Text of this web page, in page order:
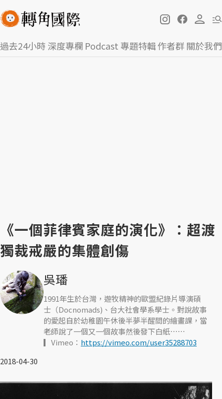
過去24小時深度專欄 Podcast 專題特輯作者群關於我們
《一個菲律賓家庭的演化》：超渡
獨裁戒嚴的集體創傷
吳璠
1991年生於台灣，遊牧精神的歐盟紀錄片導演碩
士（Docnomads)、台大社會學系學士。對說故事
的愛起自於幼稚園午休後半夢半醒間的繪畫課，當
老師說了一個又一個故事然後發下白紙⋯⋯
▎Vimeo： https://vimeo.com/user35288703
2018-04-30